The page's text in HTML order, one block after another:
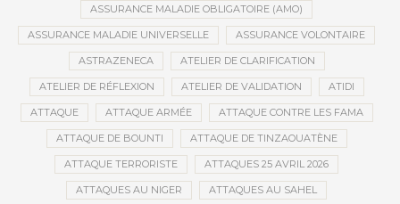
ASSURANCE MALADIE OBLIGATOIRE (AMO)
ASSURANCE MALADIE UNIVERSELLE ASSURANCE VOLONTAIRE
ASTRAZENECA ATELIER DE CLARIFICATION
ATELIER DE RÉFLEXION ATELIER DE VALIDATION ATIDI
ATTAQUE ATTAQUE ARMÉE ATTAQUE CONTRE LES FAMA
ATTAQUE DE BOUNTI ATTAQUE DE TINZAOUATÈNE
ATTAQUE TERRORISTE ATTAQUES 25 AVRIL 2026
ATTAQUES AU NIGER ATTAQUES AU SAHEL